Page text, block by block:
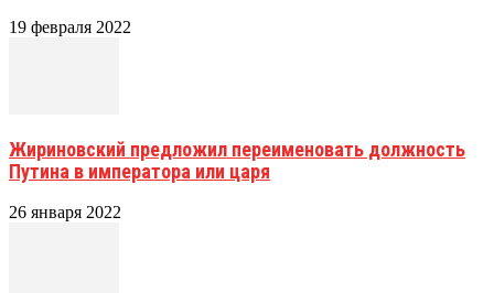
19 февраля 2022
Жириновский предложил переименовать должность
Путина в императора или царя
26 января 2022